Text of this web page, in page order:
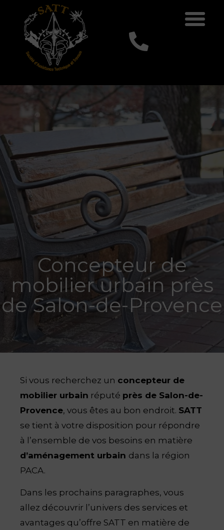
Concepteur de
mobilier urbain près
de Salon-de-Provence
Si vous recherchez un concepteur de
mobilier urbain réputé près de Salon-de-
Provence, vous êtes au bon endroit. SATT
se tient à votre disposition pour répondre
à l’ensemble de vos besoins en matière
d’aménagement urbain dans la région
PACA.
Dans les prochains paragraphes, vous
allez découvrir l’univers des services et
avantages qu’offre SATT en matière de